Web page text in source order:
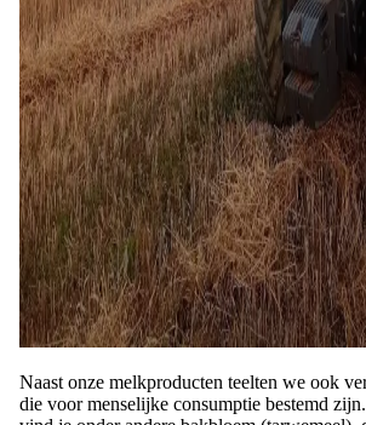
Naast onze melkproducten teelten we ook
die voor menselijke consumptie bestemd